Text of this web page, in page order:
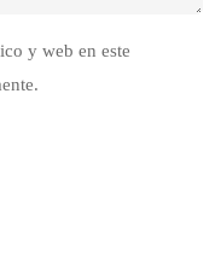
y web en este